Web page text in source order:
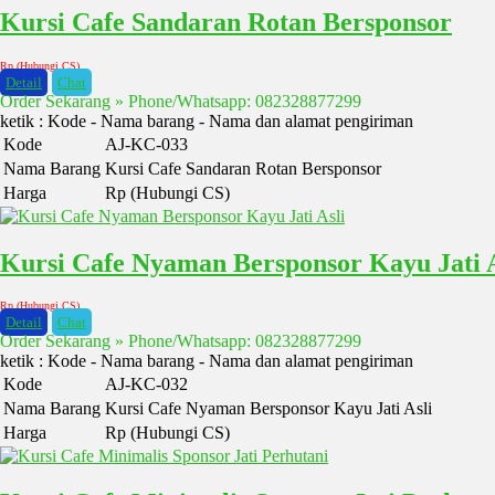
Kursi Cafe Sandaran Rotan Bersponsor
Rp (Hubungi CS)
Detail Chat
Order Sekarang » Phone/Whatsapp: 082328877299
ketik : Kode - Nama barang - Nama dan alamat pengiriman
Kode
AJ-KC-033
Nama Barang Kursi Cafe Sandaran Rotan Bersponsor
Harga
Rp (Hubungi CS)
Kursi Cafe Nyaman Bersponsor Kayu Jati
Rp (Hubungi CS)
Detail Chat
Order Sekarang » Phone/Whatsapp: 082328877299
ketik : Kode - Nama barang - Nama dan alamat pengiriman
Kode
AJ-KC-032
Nama Barang Kursi Cafe Nyaman Bersponsor Kayu Jati Asli
Harga
Rp (Hubungi CS)